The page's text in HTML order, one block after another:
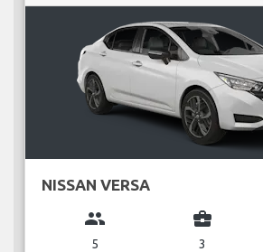
NISSAN VERSA
group
5
business_center
3